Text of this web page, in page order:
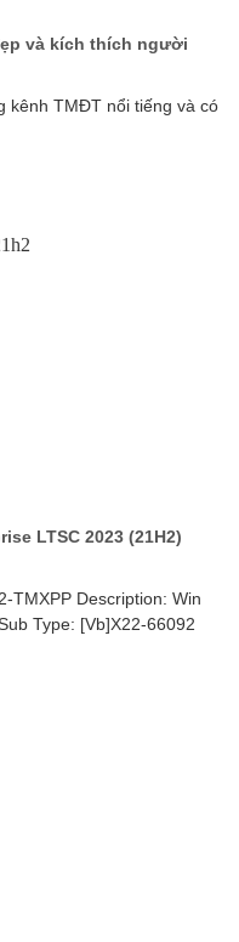
và kích thích người
kênh TMĐT nổi tiếng và có
LTSC 2023 (21H2)
TMXPP Description: Win
Type: [Vb]X22-66092